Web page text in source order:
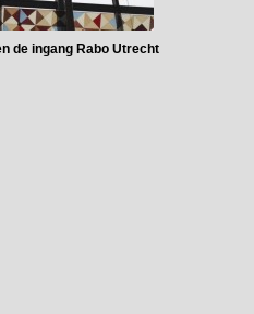
de ingang Rabo Utrecht